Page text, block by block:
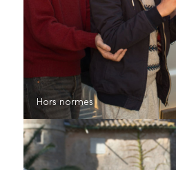
Hors normes